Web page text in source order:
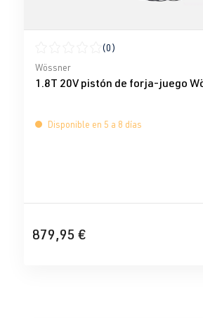
Calificación promedio de 0 de 5
(0)
Wössner
1.8T 20V pistón de forja-juego
Disponible en 5 a 8 días
879,95 €